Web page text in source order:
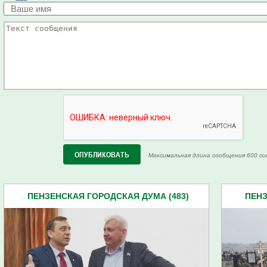
Максимальная длина сообщения 600
ПЕНЗЕНСКАЯ ГОРОДСКАЯ ДУМА (483)